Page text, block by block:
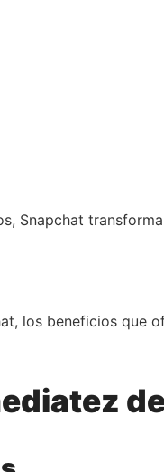
Snapchat
los beneficios que